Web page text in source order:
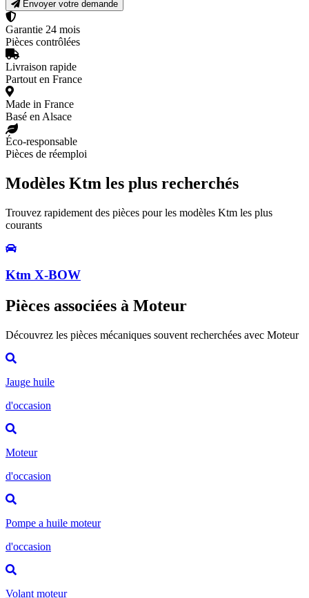
Envoyer votre demande
Garantie 24 mois
Pièces contrôlées
Livraison rapide
Partout en France
Made in France
Basé en Alsace
Éco-responsable
Pièces de réemploi
Modèles Ktm les plus recherchés
Trouvez rapidement des pièces pour les modèles Ktm les plus
courants
Ktm X-BOW
Pièces associées à Moteur
Découvrez les pièces mécaniques souvent recherchées avec Moteur
Jauge huile
d'occasion
Moteur
d'occasion
Pompe a huile moteur
d'occasion
Volant moteur